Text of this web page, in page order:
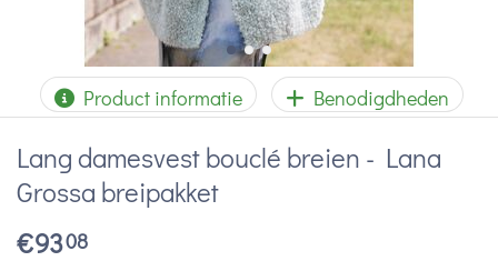
Product informatie Benodigdheden
Lang damesvest bouclé breien - Lana
Grossa breipakket
€9308